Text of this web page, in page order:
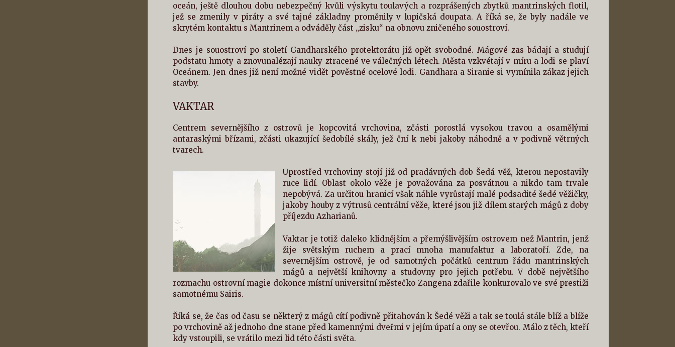
oceán, ještě dlouhou dobu nebezpečný kvůli výskytu toulavých a rozprášených zbytků mantrinských flotil,
jež se zmenily v piráty a své tajné základny proměnily v lupičská doupata. A říká se, že byly nadále ve
skrytém kontaktu s Mantrinem a odváděly část „zisku“ na obnovu zničeného souostroví.
Dnes je souostroví po století Gandharského protektorátu již opět svobodné. Mágové zas bádají a studují
podstatu hmoty a znovunalézají nauky ztracené ve válečných létech. Města vzkvétají v míru a lodi se plaví
Oceánem. Jen dnes již není možné vidět pověstné ocelové lodi. Gandhara a Siranie si vymínila zákaz jejich
stavby.
VAKTAR
Centrem severnějšího z ostrovů je kopcovitá vrchovina, zčásti porostlá vysokou travou a osamělými
antaraskými břízami, zčásti ukazující šedobílé skály, jež ční k nebi jakoby náhodně a v podivně větrných
tvarech.
Uprostřed vrchoviny stojí již od pradávných dob Šedá věž, kterou nepostavily
ruce lidí. Oblast okolo věže je považována za posvátnou a nikdo tam trvale
nepobývá. Za určitou hranicí však náhle vyrůstají malé podsadité šedé věžičky,
jakoby houby z výtrusů centrální věže, které jsou již dílem starých mágů z doby
příjezdu Azharianů.
Vaktar je totiž daleko klidnějším a přemýšlivějším ostrovem než Mantrin, jenž
žije světským ruchem a prací mnoha manufaktur a laboratoří. Zde, na
severnějším ostrově, je od samotných počátků centrum řádu mantrinských
mágů a největší knihovny a studovny pro jejich potřebu. V době největšího
rozmachu ostrovní magie dokonce místní universitní městečko Zangena zdařile konkurovalo ve své prestiži
samotnému Sairis.
Říká se, že čas od času se některý z mágů cítí podivně přitahován k Šedé věži a tak se toulá stále blíž a blíže
po vrchovině až jednoho dne stane před kamennými dveřmi v jejím úpatí a ony se otevřou. Málo z těch, kteří
kdy vstoupili, se vrátilo mezi lid této části světa.